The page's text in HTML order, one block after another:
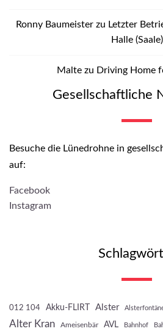
Ronny Baumeisterzu Letzter
Halle (Saale)
Malte zu Driving Home
Gesellschaftliche
Besuche die Lünedrohne in
auf:
Facebook
Instagram
012 104 Akku-FLIRT Alster
Alter Kran Ameisenbär AVL Bahnhof